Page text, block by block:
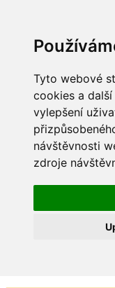
Tyto webové
cookies a
vylepšení
návštěvnosti
zdroje